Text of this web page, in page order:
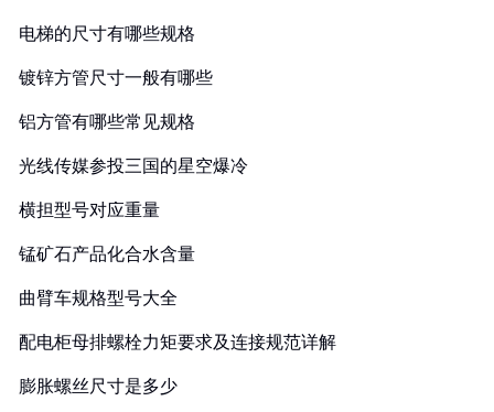
电梯的尺寸有哪些规格
镀锌方管尺寸一般有哪些
铝方管有哪些常见规格
光线传媒参投三国的星空爆冷
横担型号对应重量
锰矿石产品化合水含量
曲臂车规格型号大全
配电柜母排螺栓力矩要求及连接规范详解
膨胀螺丝尺寸是多少